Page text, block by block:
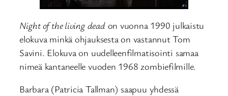
Night of the living deadon vuonna 1990 julkaistu
elokuva minkä ohjauksesta on vastannut Tom
Savini. Elokuva on uudelleenfilmatisointi samaa
nimeä kantaneelle vuoden 1968 zombiefilmille.
Barbara (Patricia Tallman) saapuu yhdessä